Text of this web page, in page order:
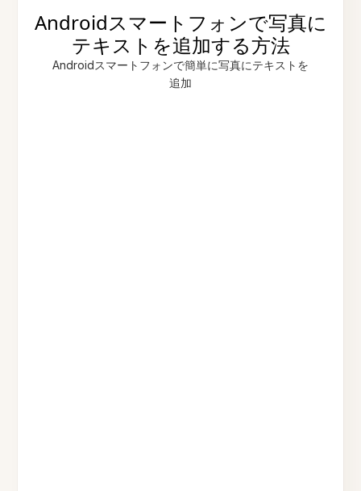
Androidスマートフォンで写真に
テキストを追加する方法
Androidスマートフォンで簡単に写真にテキストを
追加